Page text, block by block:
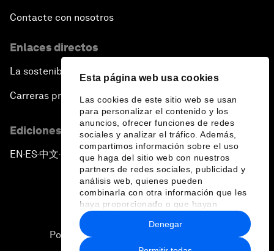
Esta página web usa cookies
Las cookies de este sitio web se usan
para personalizar el contenido y los
anuncios, ofrecer funciones de redes
sociales y analizar el tráfico. Además,
compartimos información sobre el uso
que haga del sitio web con nuestros
partners de redes sociales, publicidad y
análisis web, quienes pueden
combinarla con otra información que les
haya proporcionado o que hayan
recopilado a partir del uso que haya
hecho de sus servicios.
Denegar
Contacte con nosotros
Enlaces directos
La sostenibilidad en el Foro
Carreras profesionales
Ediciones en otros idiomas
EN ▪ ES▪中文▪ 日本語
Política de privacidad y normas de uso